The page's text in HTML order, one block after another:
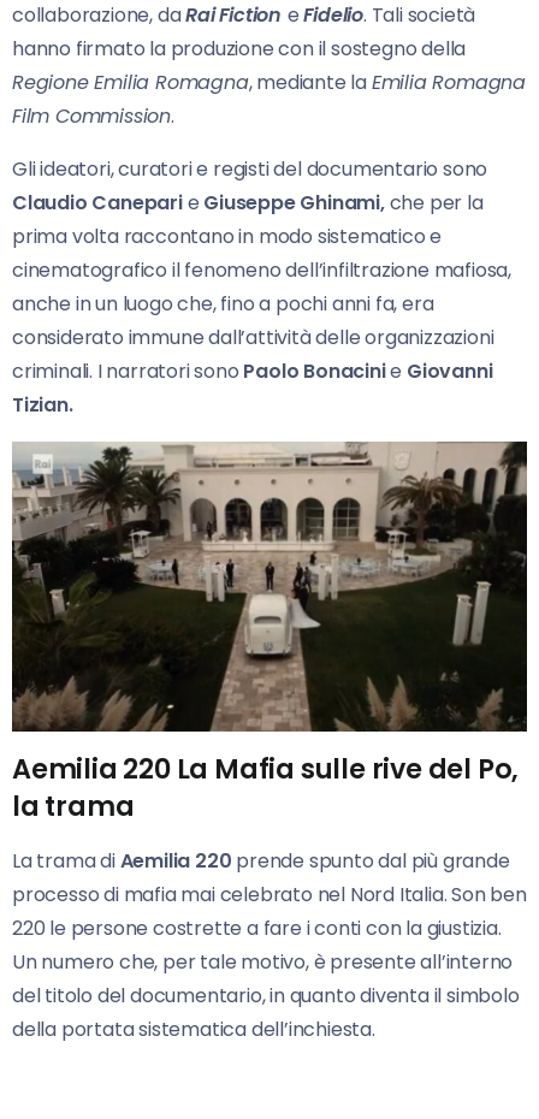
collaborazione, daRai Fiction eFidelio. Tali società
hanno firmato la produzione con il sostegno della
Regione Emilia Romagna, mediante laEmilia Romagna
Film Commission.
Gli ideatori, curatori e registi del documentario sono
Claudio Caneparie Giuseppe Ghinami,che per la
prima volta raccontano in modo sistematico e
cinematografico il fenomeno dell’infiltrazione mafiosa,
anche in un luogo che, fino a pochi anni fa, era
considerato immune dall’attività delle organizzazioni
criminali. I narratori sono Paolo Bonacinie Giovanni
Tizian.
Aemilia 220 La Mafia sulle rive del Po,
la trama
La trama diAemilia 220 prende spunto dal più grande
processo di mafia mai celebrato nel Nord Italia. Son ben
220 le persone costrette a fare i conti con la giustizia.
Un numero che, per tale motivo, è presente all’interno
del titolo del documentario, in quanto diventa il simbolo
della portata sistematica dell’inchiesta.